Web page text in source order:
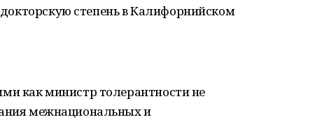
степень в Калифорнийском
как министр толерантности не
межнациональных и